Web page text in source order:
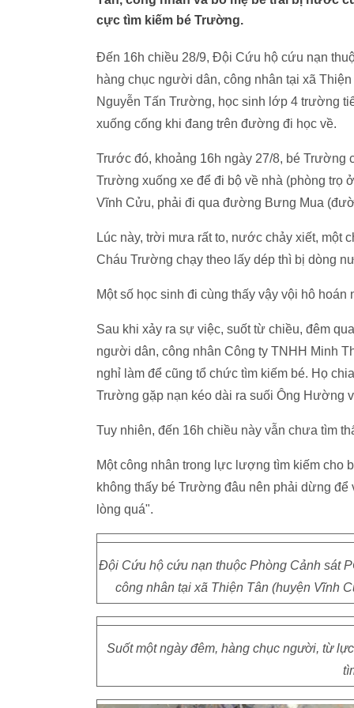
cực tìm kiếm bé Trường.
Đến 16h chiều 28/9, Đội Cứu hộ cứu nạn
hàng chục người dân, công nhân tại xã
Nguyễn Tấn Trường, học sinh lớp 4 trường
xuống cống khi đang trên đường đi học về.
Trước đó, khoảng 16h ngày 27/8, bé Trường
Trường xuống xe để đi bộ về nhà (phòng trọ
Vĩnh Cửu, phải đi qua đường Bưng Mua
Lúc này, trời mưa rất to, nước chảy xiết, một
Cháu Trường chạy theo lấy dép thì bị dòng
Một số học sinh đi cùng thấy vậy vội hô
Sau khi xảy ra sự việc, suốt từ chiều, đêm
người dân, công nhân Công ty TNHH Minh
nghỉ làm để cũng tổ chức tìm kiếm bé. Họ
Trường gặp nạn kéo dài ra suối Ông Hường
Tuy nhiên, đến 16h chiều này vẫn chưa tìm
Một công nhân trong lực lượng tìm kiếm cho
không thấy bé Trường đâu nên phải dừng
lòng quá".
Đội Cứu hộ cứu nạn thuộc Phòng Cảnh sát
công nhân tại xã Thiện Tân (huyện Vĩnh
Suốt một ngày đêm, hàng chục người, từ